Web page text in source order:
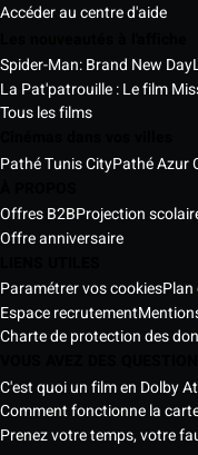
Accéder au centre d'aide
Spider-Man: Brand New Day
La Pat'patrouille : Le film
Tous les films
Pathé Tunis CityPathé Azur
Offres B2BProjection
Offre anniversaire
Paramétrer vos cookies
Espace recrutement
Charte de protection des
C'est quoi un film en Dolby
Comment fonctionne la
Prenez votre temps, votre